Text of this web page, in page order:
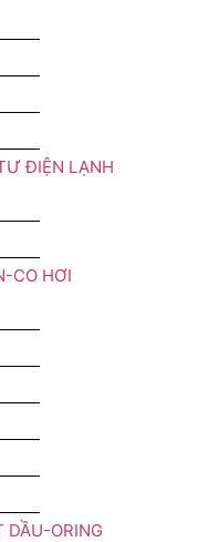
ĐIỆN LẠNH
CO HƠI
DẦU-ORING